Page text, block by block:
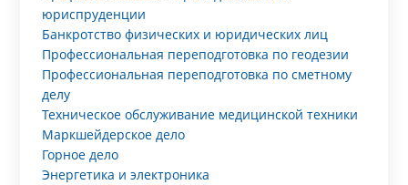
юриспруденции
Банкротство физических и юридических лиц
Профессиональная переподготовка по геодезии
Профессиональная переподготовка по сметному
делу
Техническое обслуживание медицинской техники
Маркшейдерское дело
Горное дело
Энергетика и электроника